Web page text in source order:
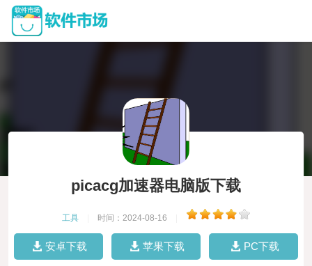
picacg加速器电脑版下载
工具 时间：2024-08-16
安卓下载 苹果下载 PC下载